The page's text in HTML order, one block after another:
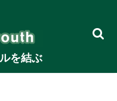
を結ぶ